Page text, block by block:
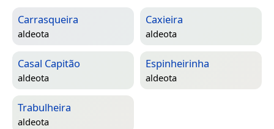
Carrasqueira
aldeota
Caxieira
aldeota
Casal Capitão
aldeota
Espinheirinha
aldeota
Trabulheira
aldeota